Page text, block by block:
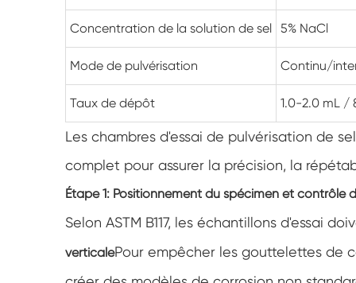
Concentration de la solution de sel 5% NaCl
Mode de pulvérisation Continu/
Taux de dépôt 1.0-2.0 mL /
Les chambres d'essai de pulvérisation de
complet pour assurer la précision, la
Étape 1: Positionnement du spécimen et contrôle
Selon ASTM B117, les échantillons d'essai
verticalePour empêcher les gouttelettes de